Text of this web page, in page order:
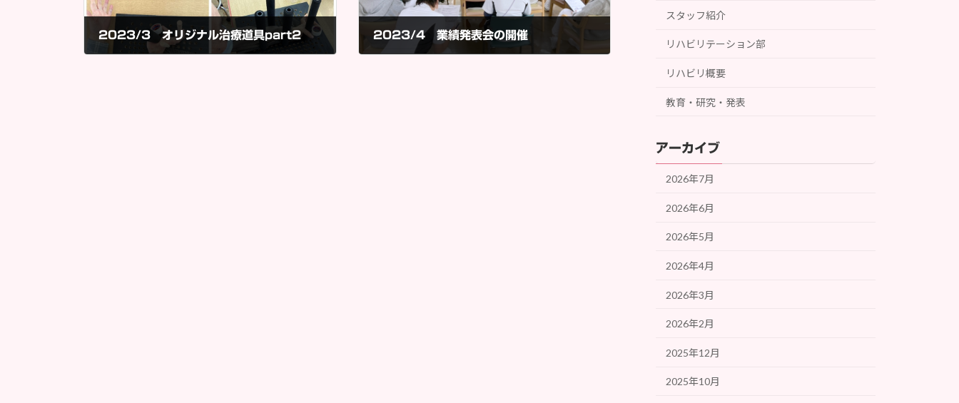
2023/3 オリジナル治療道具part2 2023/4 業績発表会の開催
スタッフ紹介
リハビリテーション部
リハビリ概要
教育・研究・発表
アーカイブ
2026年7月
2026年6月
2026年5月
2026年4月
2026年3月
2026年2月
2025年12月
2025年10月